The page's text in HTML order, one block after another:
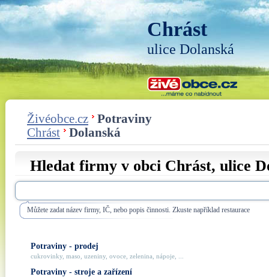
Chrást
ulice Dolanská
Živéobce.cz
Potraviny
Chrást
Dolanská
Hledat firmy v obci Chrást, ulice
Můžete zadat název firmy, IČ, nebo popis činnosti. Zkuste například restaurace
Potraviny - prodej
cukrovinky, maso, uzeniny, ovoce, zelenina, nápoje, ...
Potraviny - stroje a zařízení